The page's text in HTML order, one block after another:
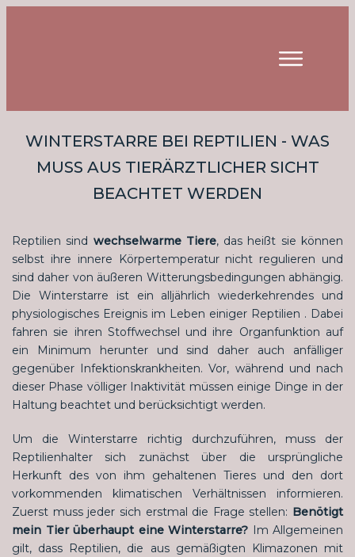
WINTERSTARRE BEI REPTILIEN - WAS
MUSS AUS TIERÄRZTLICHER SICHT
BEACHTET WERDEN
Reptilien sind wechselwarme Tiere, das heißt sie können
selbst ihre innere Körpertemperatur nicht regulieren und
sind daher von äußeren Witterungsbedingungen abhängig.
Die Winterstarre ist ein alljährlich wiederkehrendes und
physiologisches Ereignis im Leben einiger Reptilien . Dabei
fahren sie ihren Stoffwechsel und ihre Organfunktion auf
ein Minimum herunter und sind daher auch anfälliger
gegenüber Infektionskrankheiten. Vor, während und nach
dieser Phase völliger Inaktivität müssen einige Dinge in der
Haltung beachtet und berücksichtigt werden.
Um die Winterstarre richtig durchzuführen, muss der
Reptilienhalter sich zunächst über die ursprüngliche
Herkunft des von ihm gehaltenen Tieres und den dort
vorkommenden klimatischen Verhältnissen informieren.
Zuerst muss jeder sich erstmal die Frage stellen: Benötigt
mein Tier überhaupt eine Winterstarre? Im Allgemeinen
gilt, dass Reptilien, die aus gemäßigten Klimazonen mit